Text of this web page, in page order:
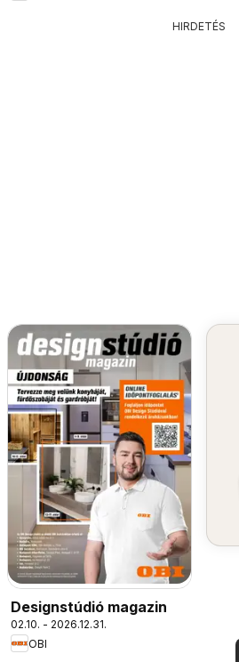
HIRDETÉS
Designstúdió magazin
02.10. - 2026.12.31.
OBI